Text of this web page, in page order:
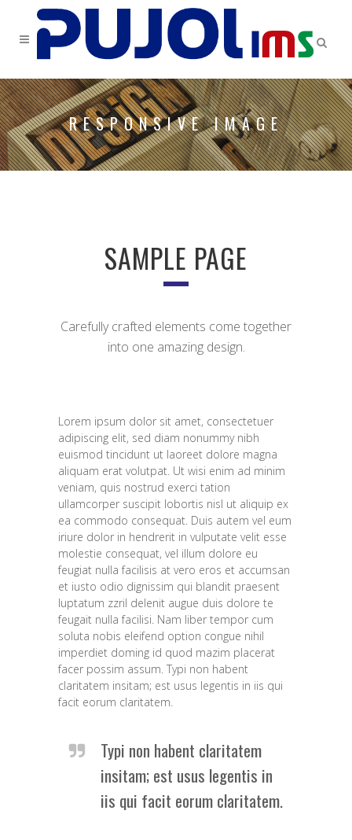
RESPONSIVE IMAGE
SAMPLE PAGE
Carefully crafted elements come together
into one amazing design.
Lorem ipsum dolor sit amet, consectetuer
adipiscing elit, sed diam nonummy nibh
euismod tincidunt ut laoreet dolore magna
aliquam erat volutpat. Ut wisi enim ad minim
veniam, quis nostrud exerci tation
ullamcorper suscipit lobortis nisl ut aliquip ex
ea commodo consequat. Duis autem vel eum
iriure dolor in hendrerit in vulputate velit esse
molestie consequat, vel illum dolore eu
feugiat nulla facilisis at vero eros et accumsan
et iusto odio dignissim qui blandit praesent
luptatum zzril delenit augue duis dolore te
feugait nulla facilisi. Nam liber tempor cum
soluta nobis eleifend option congue nihil
imperdiet doming id quod mazim placerat
facer possim assum. Typi non habent
claritatem insitam; est usus legentis in iis qui
facit eorum claritatem.
Typi non habent claritatem
insitam; est usus legentis in
iis qui facit eorum claritatem.